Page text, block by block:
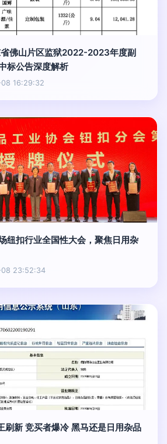
佛山片区监狱2022-2023年度副
标公告深度解析
16:29:32
纽扣行业全国性大会，聚焦日用杂
23:52:34
刷新 竞买者爆冷 黑马还是日用杂品